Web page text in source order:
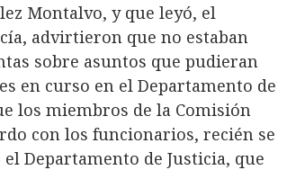
Montalvo, y que leyó, el
advirtieron que no estaban
sobre asuntos que pudieran
en curso en el Departamento de
los miembros de la Comisión
con los funcionarios, recién se
Departamento de Justicia, que